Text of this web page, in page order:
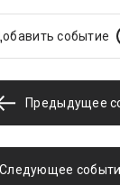
событие
Предыдущее
Следующее